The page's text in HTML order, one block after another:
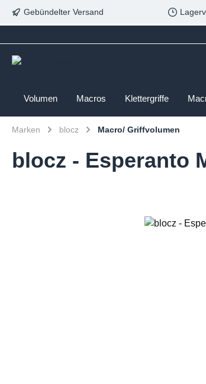
Gebündelter Versand
Volumen Macros Klettergriffe
Marken blocz Macro/ Griffvolumen
blocz - Esperanto